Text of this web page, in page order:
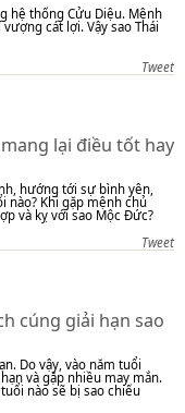
hệ thống Cửu Diệu. Mệnh
cát lợi. Vậy sao Thái
Tweet
lại điều tốt hay
hướng tới sự bình yên,
nào? Khi gặp mệnh chủ
và kỵ với sao Mộc Đức?
Tweet
cúng giải hạn sao
Do vậy, vào năm tuổi
và gặp nhiều may mắn.
nào sẽ bị sao chiếu